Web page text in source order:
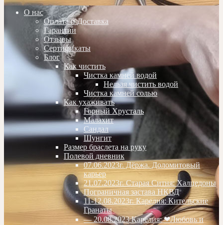
О нас
Оплата и Доставка
Гарантии
Отзывы
Сертификаты
Блог
Как чистить
Чистка камней водой
Нельзя чистить водой
Чистка камней солью
Как ухаживать
Горный Хрусталь
Малахит
Сандал
Шунгит
Размер браслета на руку
Полевой дневник
07.06.2023г. Дёржа. Доломитовый
карьер
21.07.2023г. Старая Ситня: Халцедоны
Пограничная застава НКВД
11-12.08.2023г. Карелия: Кительские
Гранаты
— 20.08.2023 Карелия: ❤Любовь и